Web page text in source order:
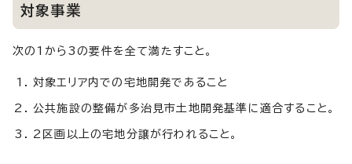
対象事業
次の1から3の要件を全て満たすこと。
対象エリア内での宅地開発であること
公共施設の整備が多治見市土地開発基準に適合すること。
2区画以上の宅地分譲が行われること。